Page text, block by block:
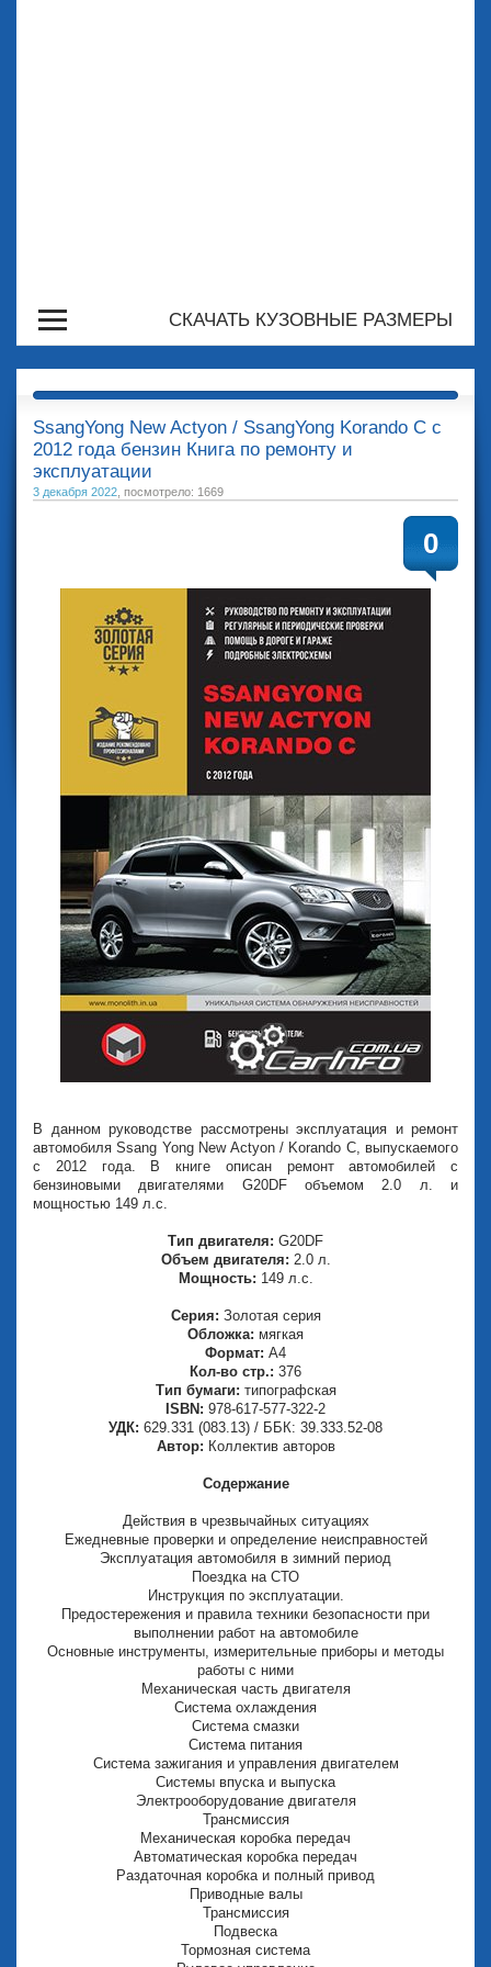
СКАЧАТЬ КУЗОВНЫЕ РАЗМЕРЫ
SsangYong New Actyon / SsangYong Korando C с
2012 года бензин Книга по ремонту и
эксплуатации
3 декабря 2022 , посмотрело: 1669
0
В данном руководстве рассмотрены эксплуатация и ремонт
автомобиля Ssang Yong New Actyon / Korando C, выпускаемого
с 2012 года. В книге описан ремонт автомобилей с
бензиновыми двигателями G20DF объемом 2.0 л. и
мощностью 149 л.с.
Тип двигателя: G20DF
Объем двигателя: 2.0 л.
Мощность: 149 л.с.
Серия: Золотая серия
Обложка: мягкая
Формат: А4
Кол-во стр.: 376
Тип бумаги: типографская
ISBN: 978-617-577-322-2
УДК: 629.331 (083.13) / ББК: 39.333.52-08
Автор: Коллектив авторов
Содержание
Действия в чрезвычайных ситуациях
Ежедневные проверки и определение неисправностей
Эксплуатация автомобиля в зимний период
Поездка на СТО
Инструкция по эксплуатации.
Предостережения и правила техники безопасности при
выполнении работ на автомобиле
Основные инструменты, измерительные приборы и методы
работы с ними
Механическая часть двигателя
Система охлаждения
Система смазки
Система питания
Система зажигания и управления двигателем
Системы впуска и выпуска
Электрооборудование двигателя
Трансмиссия
Механическая коробка передач
Автоматическая коробка передач
Раздаточная коробка и полный привод
Приводные валы
Трансмиссия
Подвеска
Тормозная система